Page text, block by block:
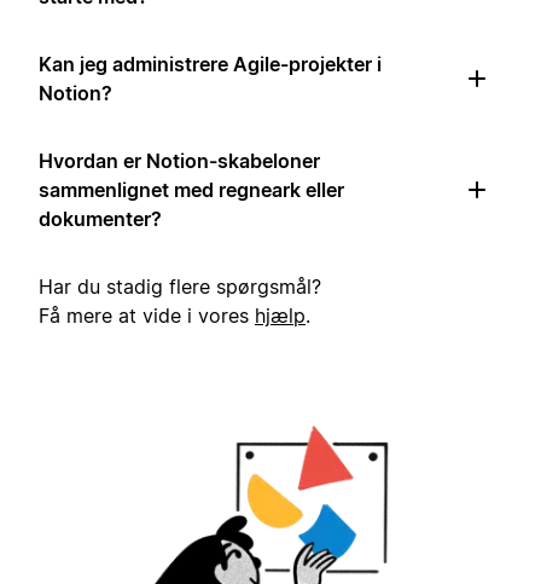
Kan jeg administrere Agile-projekter i
Notion?
Hvordan er Notion-skabeloner
sammenlignet med regneark eller
dokumenter?
Har du stadig flere spørgsmål?
Få mere at vide i vores hjælp.